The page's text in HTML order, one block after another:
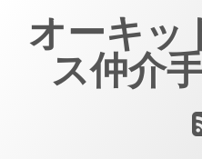
オーキッ
ス仲介